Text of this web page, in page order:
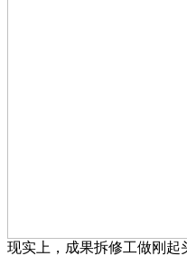
现实上，成果拆修工做刚